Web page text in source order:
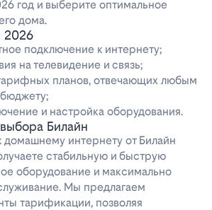
год и выберите оптимальное
дома.
2026
подключение к интернету;
на телевидение и связь;
планов, отвечающих любым
и настройка оборудования.
Билайн
интернету от Билайн
стабильную и быструю
оборудование и максимально
Мы предлагаем
тарификации, позволяя